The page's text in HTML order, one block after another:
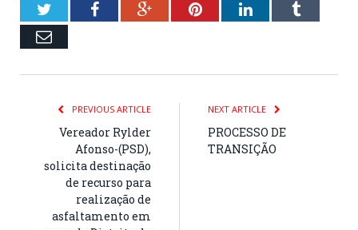
TwitterFacebookGoogle+PinterestLinkedInTumblr
Email
PREVIOUS ARTICLE
Vereador Rylder
Afonso-(PSD),
solicita destinação
de recurso para
realização de
asfaltamento em
NEXT ARTICLE
PROCESSO DE
TRANSIÇÃO